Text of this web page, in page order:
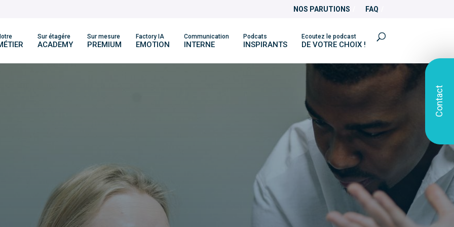
NOS PARUTIONS FAQ
Sur étagére
ACADEMY
Sur mesure
PREMIUM
Factory IA
EMOTION
Communication
INTERNE
Podcats
INSPIRANTS
Ecoutez le podcast
DE VOTRE CHOIX !
Contact